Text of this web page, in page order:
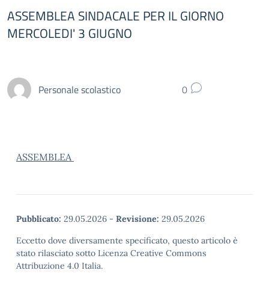
ASSEMBLEA SINDACALE PER IL GIORNO
MERCOLEDI' 3 GIUGNO
Personale scolastico 0
ASSEMBLEA
Pubblicato: 29.05.2026 - Revisione: 29.05.2026
Eccetto dove diversamente specificato, questo articolo è
stato rilasciato sotto Licenza Creative Commons
Attribuzione 4.0 Italia.